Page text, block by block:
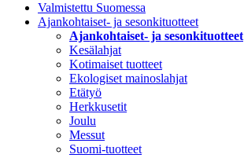
Valmistettu Suomessa
Ajankohtaiset- ja sesonkituotteet
Ajankohtaiset- ja sesonkituotteet
Kesälahjat
Kotimaiset tuotteet
Ekologiset mainoslahjat
Etätyö
Herkkusetit
Joulu
Messut
Suomi-tuotteet